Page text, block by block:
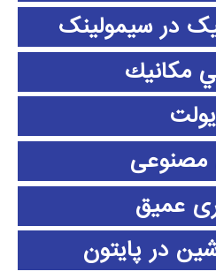
در سیمولینک
مكانيك
عمیق
در پایتون